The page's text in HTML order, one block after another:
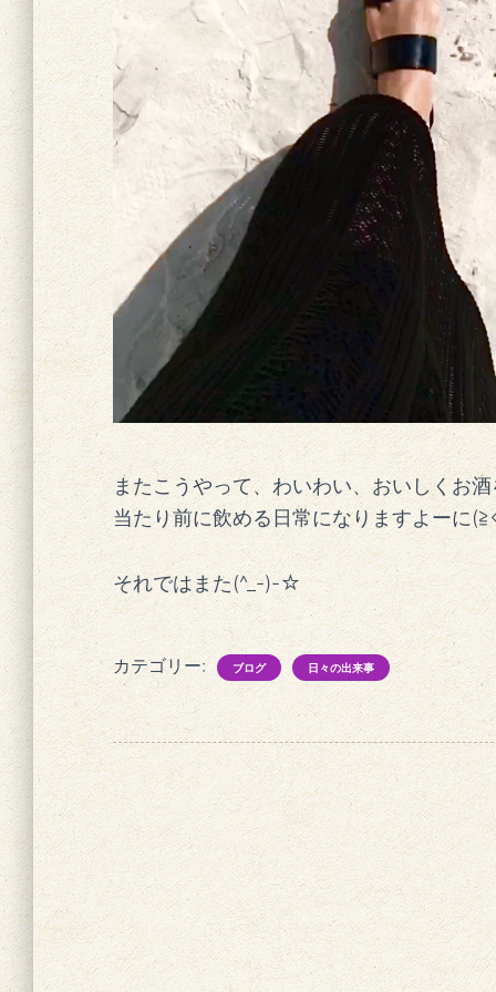
またこうやって、わいわい、おいしくお
当たり前に飲める日常になりますよーに
それではまた(^_-)-☆
カテゴリー: ブログ 日々の出来事